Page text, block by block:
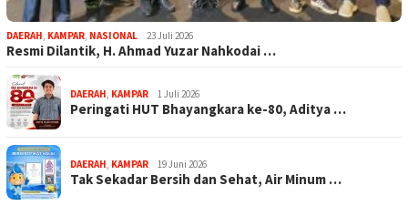
DAERAH, KAMPAR, NASIONAL 23 Juli 2026
Resmi Dilantik, H. Ahmad Yuzar Nahkodai …
DAERAH, KAMPAR 1 Juli 2026
Peringati HUT Bhayangkara ke-80, Aditya …
DAERAH, KAMPAR 19 Juni 2026
Tak Sekadar Bersih dan Sehat, Air Minum …